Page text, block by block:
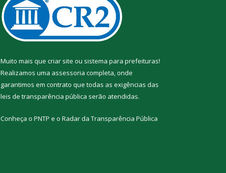
Muito mais que criar site ou sistema para prefeituras!
Realizamos uma assessoria completa, onde
garantimos em contrato que todas as exigências das
leis de transparência pública serão atendidas.
Conheça o PNTP e o Radar da Transparência Pública